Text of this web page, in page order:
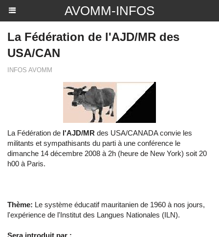
AVOMM-INFOS
La Fédération de l'AJD/MR des
USA/CAN
INFOS AVOMM
La Fédération de l'AJD/MR des USA/CANADA convie les
militants et sympathisants du parti à une conférence le
dimanche 14 décembre 2008 à 2h (heure de New York) soit 20
h00 à Paris.
Thème: Le système éducatif mauritanien de 1960 à nos jours,
l'expérience de l'Institut des Langues Nationales (ILN).
Sera introduit par :